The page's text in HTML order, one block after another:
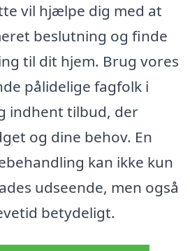
vil hjælpe dig med at
beslutning og finde
til dit hjem. Brug vores
pålidelige fagfolk i
indhent tilbud, der
og dine behov. En
kan ikke kun
udseende, men også
betydeligt.